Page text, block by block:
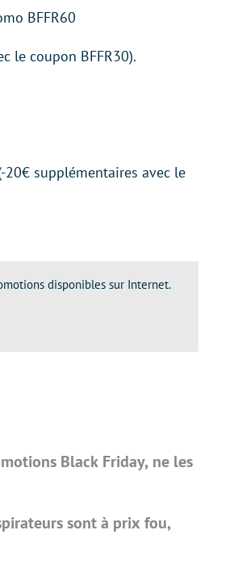
BFFR60
le coupon BFFR30).
supplémentaires avec le
disponibles sur Internet.
Black Friday, ne les
sont à prix fou,